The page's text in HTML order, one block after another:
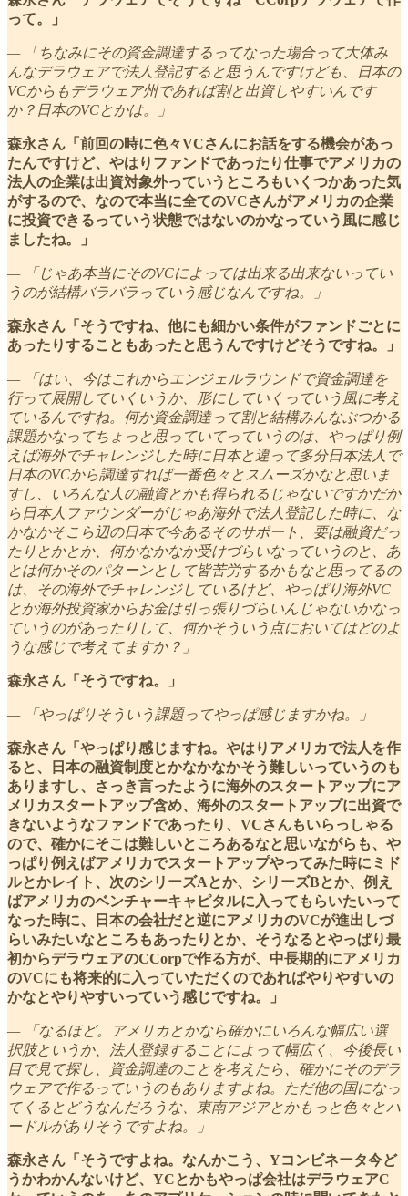
って。」
— 「ちなみにその資金調達するってなった場合って大体み
んなデラウェアで法人登記すると思うんですけども、日本の
VCからもデラウェア州であれば割と出資しやすいんです
か？日本のVCとかは。」
森永さん「前回の時に色々VCさんにお話をする機会があっ
たんですけど、やはりファンドであったり仕事でアメリカの
法人の企業は出資対象外っていうところもいくつかあった気
がするので、なので本当に全てのVCさんがアメリカの企業
に投資できるっていう状態ではないのかなっていう風に感じ
ましたね。」
— 「じゃあ本当にそのVCによっては出来る出来ないってい
うのが結構バラバラっていう感じなんですね。」
森永さん「そうですね、他にも細かい条件がファンドごとに
あったりすることもあったと思うんですけどそうですね。」
— 「はい、今はこれからエンジェルラウンドで資金調達を
行って展開していくいうか、形にしていくっていう風に考え
ているんですね。何か資金調達って割と結構みんなぶつかる
課題かなってちょっと思っていてっていうのは、やっぱり例
えば海外でチャレンジした時に日本と違って多分日本法人で
日本のVCから調達すれば一番色々とスムーズかなと思いま
すし、いろんな人の融資とかも得られるじゃないですかだか
ら日本人ファウンダーがじゃあ海外で法人登記した時に、な
かなかそこら辺の日本で今あるそのサポート、要は融資だっ
たりとかとか、何かなかなか受けづらいなっていうのと、あ
とは何かそのパターンとして皆苦労するかもなと思ってるの
は、その海外でチャレンジしているけど、やっぱり海外VC
とか海外投資家からお金は引っ張りづらいんじゃないかなっ
ていうのがあったりして、何かそういう点においてはどのよ
うな感じで考えてますか？」
森永さん「そうですね。」
— 「やっぱりそういう課題ってやっぱ感じますかね。」
森永さん「やっぱり感じますね。やはりアメリカで法人を作
ると、日本の融資制度とかなかなかそう難しいっていうのも
ありますし、さっき言ったように海外のスタートアップにア
メリカスタートアップ含め、海外のスタートアップに出資で
きないようなファンドであったり、VCさんもいらっしゃる
ので、確かにそこは難しいところあるなと思いながらも、や
っぱり例えばアメリカでスタートアップやってみた時にミド
ルとかレイト、次のシリーズAとか、シリーズBとか、例え
ばアメリカのベンチャーキャピタルに入ってもらいたいって
なった時に、日本の会社だと逆にアメリカのVCが進出しづ
らいみたいなところもあったりとか、そうなるとやっぱり最
初からデラウェアのCCorpで作る方が、中長期的にアメリカ
のVCにも将来的に入っていただくのであればやりやすいの
かなとやりやすいっていう感じですね。」
— 「なるほど。アメリカとかなら確かにいろんな幅広い選
択肢というか、法人登録することによって幅広く、今後長い
目で見て探し、資金調達のことを考えたら、確かにそのデラ
ウェアで作るっていうのもありますよね。ただ他の国になっ
てくるとどうなんだろうな、東南アジアとかもっと色々とハ
ードルがありそうですよね。」
森永さん「そうですよね。なんかこう、Yコンビネータ今ど
うかわかんないけど、YCとかもやっぱ会社はデラウェアC